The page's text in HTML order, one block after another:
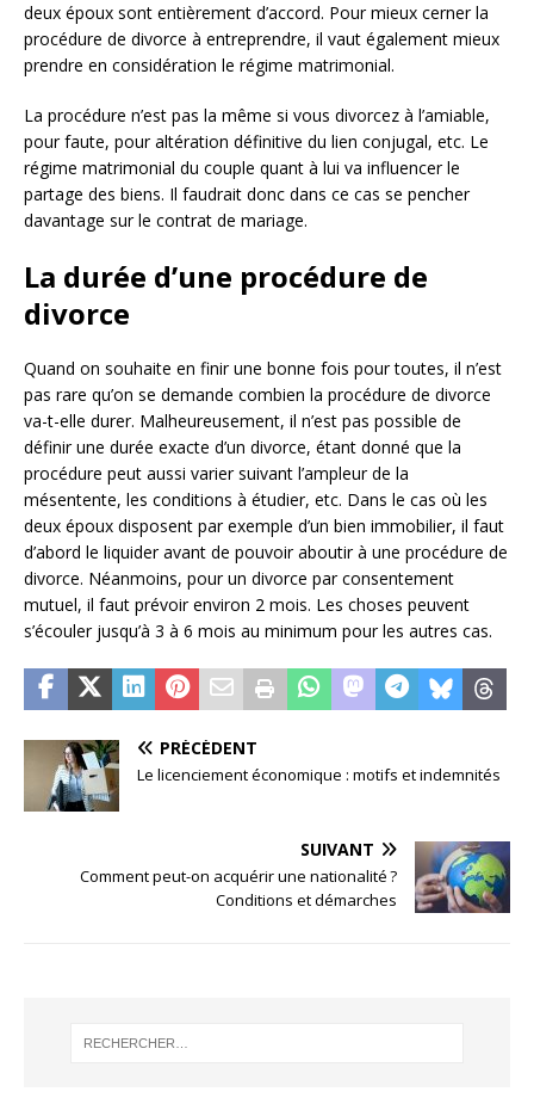
deux époux sont entièrement d’accord. Pour mieux cerner la
procédure de divorce à entreprendre, il vaut également mieux
prendre en considération le régime matrimonial.
La procédure n’est pas la même si vous divorcez à l’amiable,
pour faute, pour altération définitive du lien conjugal, etc. Le
régime matrimonial du couple quant à lui va influencer le
partage des biens. Il faudrait donc dans ce cas se pencher
davantage sur le contrat de mariage.
La durée d’une procédure de
divorce
Quand on souhaite en finir une bonne fois pour toutes, il n’est
pas rare qu’on se demande combien la procédure de divorce
va-t-elle durer. Malheureusement, il n’est pas possible de
définir une durée exacte d’un divorce, étant donné que la
procédure peut aussi varier suivant l’ampleur de la
mésentente, les conditions à étudier, etc. Dans le cas où les
deux époux disposent par exemple d’un bien immobilier, il faut
d’abord le liquider avant de pouvoir aboutir à une procédure de
divorce. Néanmoins, pour un divorce par consentement
mutuel, il faut prévoir environ 2 mois. Les choses peuvent
s’écouler jusqu’à 3 à 6 mois au minimum pour les autres cas.
PRÉCÉDENT
Le licenciement économique : motifs et indemnités
SUIVANT
Comment peut-on acquérir une nationalité ?
Conditions et démarches